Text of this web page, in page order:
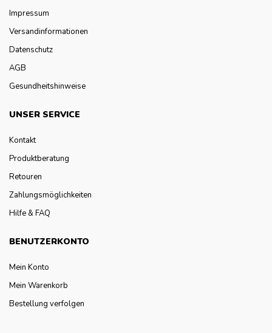
Impressum
Versandinformationen
Datenschutz
AGB
Gesundheitshinweise
UNSER SERVICE
Kontakt
Produktberatung
Retouren
Zahlungsmöglichkeiten
Hilfe & FAQ
BENUTZERKONTO
Mein Konto
Mein Warenkorb
Bestellung verfolgen